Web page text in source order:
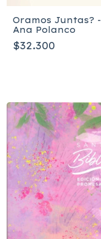
Oramos Juntas? -
Ana Polanco
$32.300